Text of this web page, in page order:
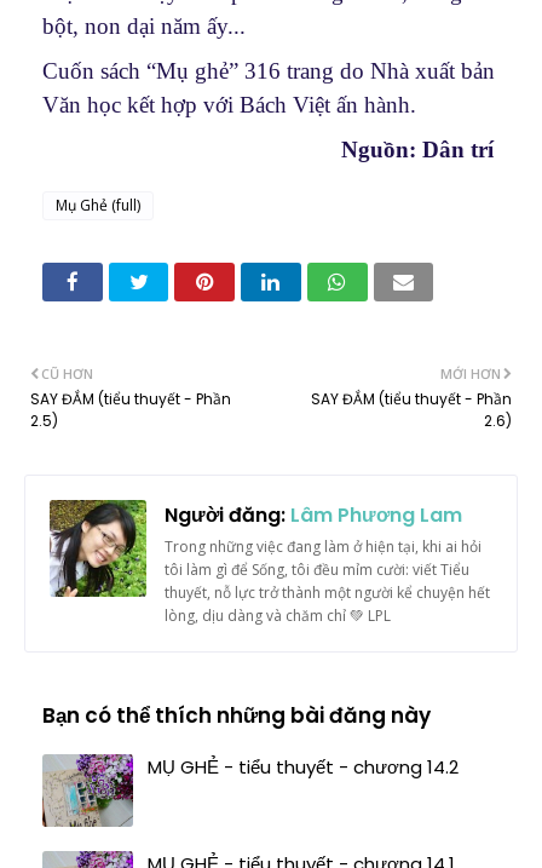
bột, non dại năm ấy...
Cuốn sách “Mụ ghẻ” 316 trang do Nhà xuất bản
Văn học kết hợp với Bách Việt ấn hành.
Nguồn: Dân trí
Mụ Ghẻ (full)
MỚI HƠN
SAY ĐẮM (tiểu thuyết - Phần
2.6)
CŨ HƠN
SAY ĐẮM (tiểu thuyết - Phần
2.5)
Người đăng: Lâm Phương Lam
Trong những việc đang làm ở hiện tại, khi ai hỏi
tôi làm gì để Sống, tôi đều mỉm cười: viết Tiểu
thuyết, nỗ lực trở thành một người kể chuyện hết
lòng, dịu dàng và chăm chỉ 💚 LPL
Bạn có thể thích những bài đăng này
MỤ GHẺ - tiểu thuyết - chương 14.2